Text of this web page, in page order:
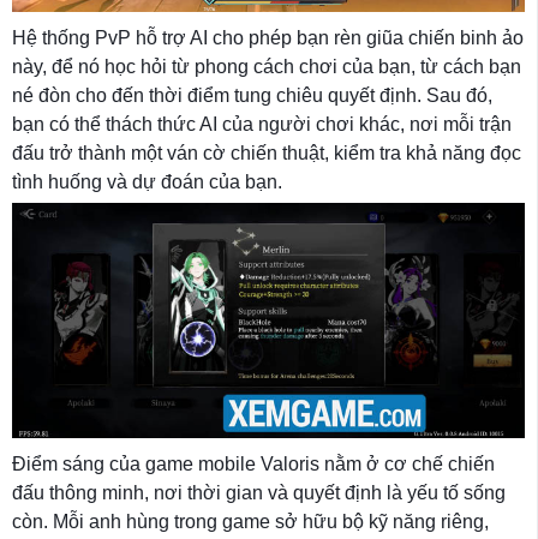
Hệ thống PvP hỗ trợ AI cho phép bạn rèn giũa chiến binh ảo
này, để nó học hỏi từ phong cách chơi của bạn, từ cách bạn
né đòn cho đến thời điểm tung chiêu quyết định. Sau đó,
bạn có thể thách thức AI của người chơi khác, nơi mỗi trận
đấu trở thành một ván cờ chiến thuật, kiểm tra khả năng đọc
tình huống và dự đoán của bạn.
Điểm sáng của game mobile Valoris nằm ở cơ chế chiến
đấu thông minh, nơi thời gian và quyết định là yếu tố sống
còn. Mỗi anh hùng trong game sở hữu bộ kỹ năng riêng,